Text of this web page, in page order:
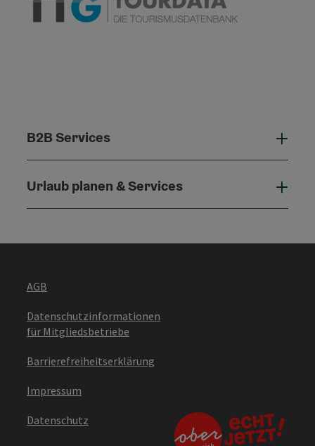
B2B Services
Urlaub planen & Services
AGB
Datenschutzinformationen
für Mitgliedsbetriebe
Barrierefreiheitserklärung
Impressum
Datenschutz